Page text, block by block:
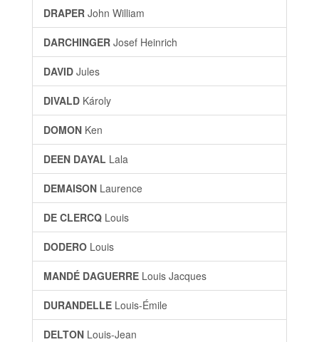
DRAPER John William
DARCHINGER Josef Heinrich
DAVID Jules
DIVALD Károly
DOMON Ken
DEEN DAYAL Lala
DEMAISON Laurence
DE CLERCQ Louis
DODERO Louis
MANDÉ DAGUERRE Louis Jacques
DURANDELLE Louis-Émile
DELTON Louis-Jean